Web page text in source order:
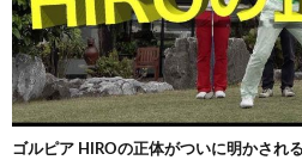
ゴルピア HIROの正体がついに明かされ